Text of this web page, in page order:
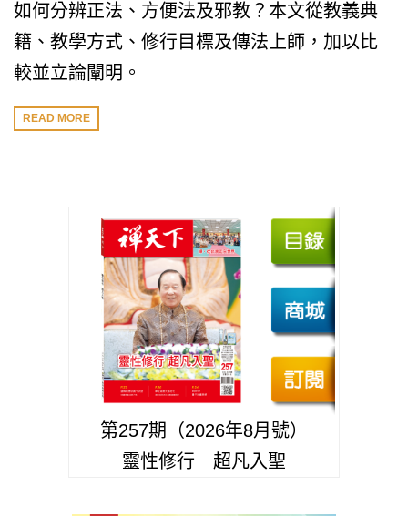
如何分辨正法、方便法及邪教？本文從教義典
籍、教學方式、修行目標及傳法上師，加以比
較並立論闡明。
READ MORE
第257期（2026年8月號）
靈性修行 超凡入聖